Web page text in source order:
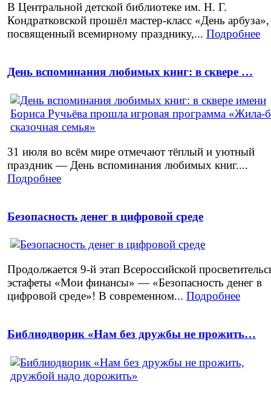
В Центральной детской библиотеке им. Н. Г.
Кондратковской прошёл мастер-класс «День арбуза»,
посвященный всемирному празднику,... Подробнее
День вспоминания любимых книг: в сквере …
31 июля во всём мире отмечают тёплый и уютный
праздник — День вспоминания любимых книг....
Подробнее
Безопасность денег в цифровой среде
Продолжается 9‑й этап Всероссийской
эстафеты «Мои финансы» — «Безопасность денег в
цифровой среде»! В современном... Подробнее
Библиодворик «Нам без дружбы не прожить…